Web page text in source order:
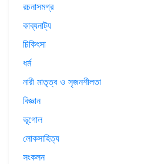
রচনাসমগ্র
কাব্যনাট্য
চিকিৎসা
ধর্ম
নারী মাতৃত্ব ও সৃজনশীলতা
বিজ্ঞান
ভূগোল
লোকসাহিত্য
সংকলন